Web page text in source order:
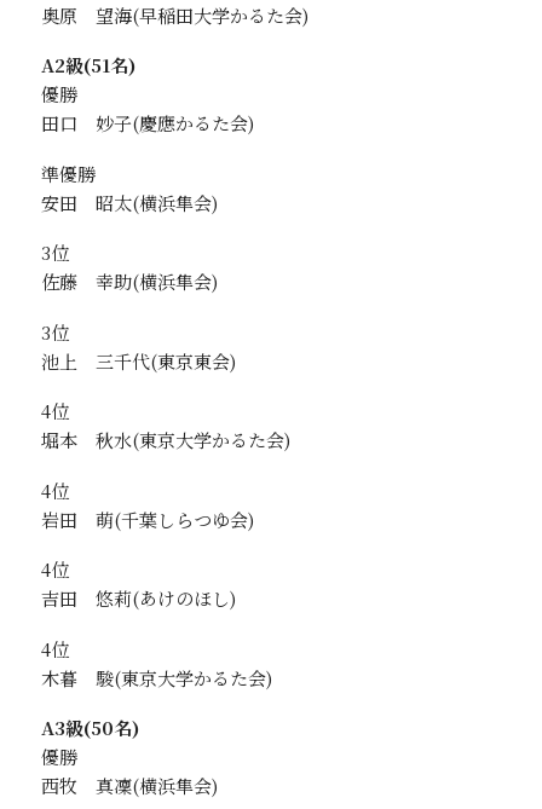
奥原 望海
A2級(51名)
優勝
田口 妙子
準優勝
安田 昭太
3位
佐藤 幸助
3位
池上 三千代
4位
堀本 秋水
4位
岩田 萌
4位
吉田 悠莉
4位
木暮 駿
A3級(50名)
優勝
西牧 真凜